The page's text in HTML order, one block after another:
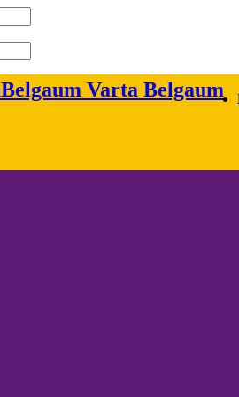
Belgaum Varta Belgaum